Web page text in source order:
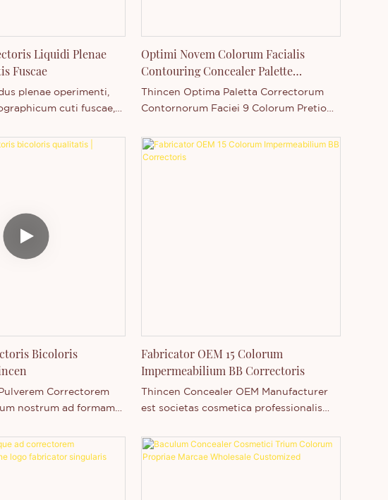
Liquidi Plenae
Fuscae
plenae operimenti,
cuti fuscae,
pittaciis
Optimi Novem Colorum Facialis
Contouring Concealer Palette
Provisores
Thincen Optima Paletta Correctorum
Contornorum Faciei 9 Colorum Pretio
cosmeticorum praesto, varietas
productorum praebita.
Bicoloris
Correctorem
nostrum ad formam
quae
et sole
Fabricator OEM 15 Colorum
Impermeabilium BB Correctoris
Thincen Concealer OEM Manufacturer
est societas cosmetica professionalis
qualitatis praebet. Noster BB Concealer
Waterproof in 15 Shades est productum